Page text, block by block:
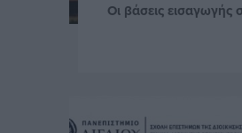
Οι βάσεις εισαγωγής